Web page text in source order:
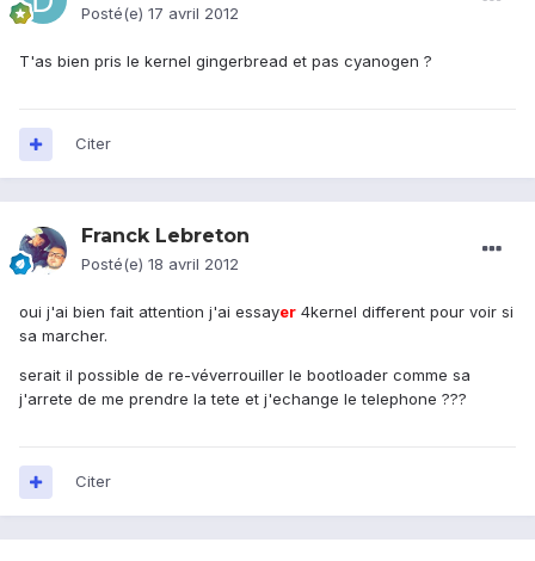
Posté(e) 17 avril 2012
T'as bien pris le kernel gingerbread et pas cyanogen ?
Citer
Franck Lebreton
Posté(e) 18 avril 2012
oui j'ai bien fait attention j'ai essayer 4kernel different pour voir si
sa marcher.
serait il possible de re-véverrouiller le bootloader comme sa
j'arrete de me prendre la tete et j'echange le telephone ???
Citer